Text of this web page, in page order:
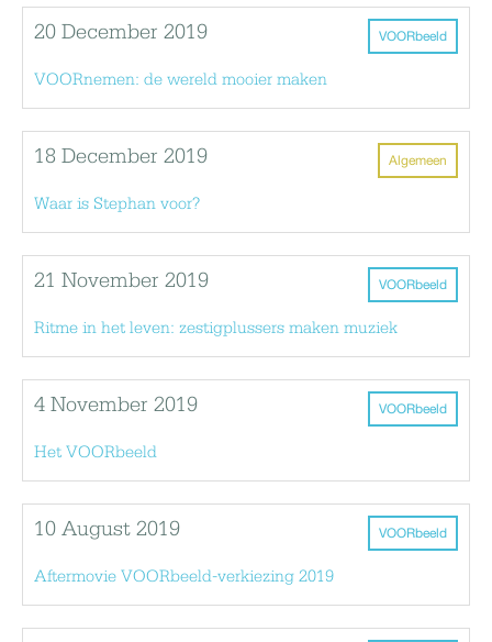
VOORbeeld
20 December 2019
VOORnemen: de wereld mooier maken
Algemeen
18 December 2019
Waar is Stephan voor?
VOORbeeld
21 November 2019
Ritme in het leven: zestigplussers maken muziek
VOORbeeld
4 November 2019
Het VOORbeeld
VOORbeeld
10 August 2019
Aftermovie VOORbeeld-verkiezing 2019